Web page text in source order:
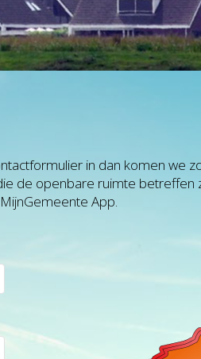
in dan komen we
de openbare ruimte betreffen
App.